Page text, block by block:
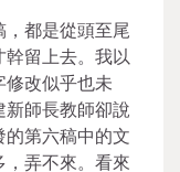
都是從頭至尾
留上去。我以
改似乎也未
師長教師卻說
第六稿中的文
弄不來。看來